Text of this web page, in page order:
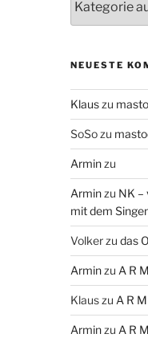
NEUESTE
Klauszu
SoSozu
Arminzu
Arminzu NK –
mit dem
Volkerzu das
Arminzu A R
Klauszu A R
Arminzu A R